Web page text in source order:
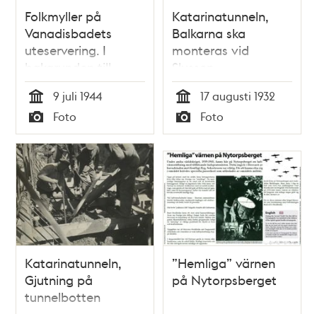
Folkmyller på
Vanadisbadets
uteservering. I
bakgrunden till
vänster syns
Stefanskyrkans torn
Tid
9 juli 1944
Typ
Foto
Katarinatunneln,
Balkarna ska
monteras vid
Slussen
Tid
17 augusti 1932
Typ
Foto
Katarinatunneln,
Gjutning på
tunnelbotten
”Hemliga” värnen
på Nytorpsberget